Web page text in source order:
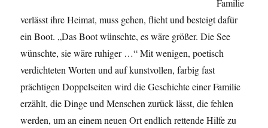
verlässt ihre Heimat, muss gehen, flieht und besteigt dafür
ein Boot. „Das Boot wünschte, es wäre größer. Die See
wünschte, sie wäre ruhiger …“ Mit wenigen, poetisch
verdichteten Worten und auf kunstvollen, farbig fast
prächtigen Doppelseiten wird die Geschichte einer Familie
erzählt, die Dinge und Menschen zurück lässt, die fehlen
werden, um an einem neuen Ort endlich rettende Hilfe zu